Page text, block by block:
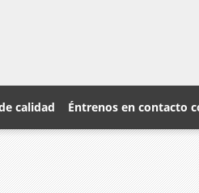
calidad Éntrenos en contacto